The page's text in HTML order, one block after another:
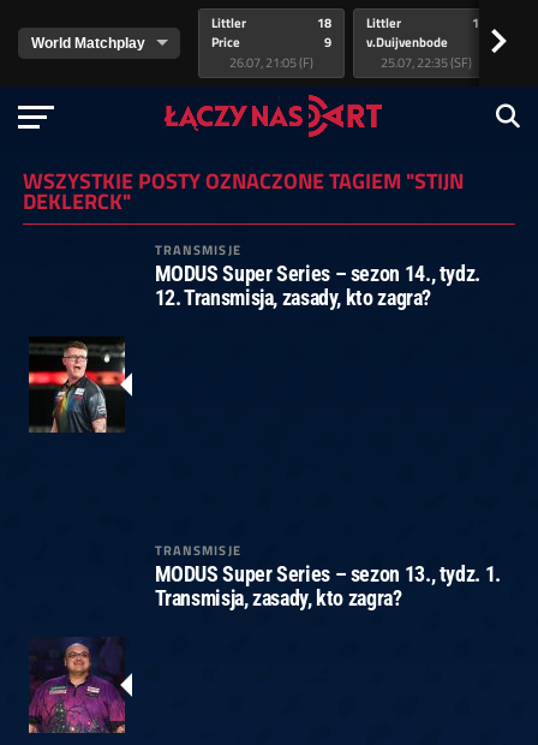
Littler
Price
18
9
26.07, 21:05 (F)
Littler
v.Duijvenbode
17
25.07, 22:35 (SF)
>
WSZYSTKIE POSTY OZNACZONE TAGIEM "STIJN
DEKLERCK"
TRANSMISJE
MODUS Super Series – sezon 14., tydz.
12. Transmisja, zasady, kto zagra?
TRANSMISJE
MODUS Super Series – sezon 13., tydz. 1.
Transmisja, zasady, kto zagra?